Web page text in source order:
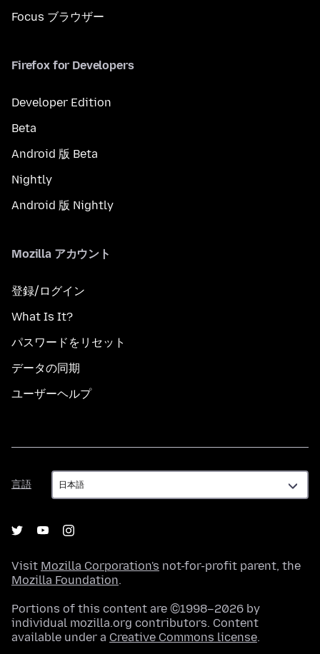
Focus ブラウザー
Firefox for Developers
Developer Edition
Beta
Android 版 Beta
Nightly
Android 版 Nightly
Mozilla アカウント
登録/ログイン
What Is It?
パスワードをリセット
データの同期
ユーザーヘルプ
言語
言
語
Visit Mozilla Corporation's not-for-profit parent, the
Mozilla Foundation.
Portions of this content are ©1998–2026 by
individual mozilla.org contributors. Content
available under a Creative Commons license.